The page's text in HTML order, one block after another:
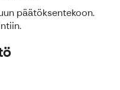
päätöksentekoon.